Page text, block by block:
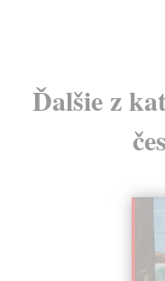
Ďalšie z